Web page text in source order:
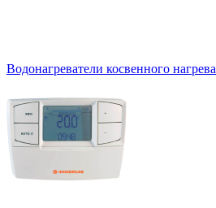
Водонагреватели косвенного нагрева